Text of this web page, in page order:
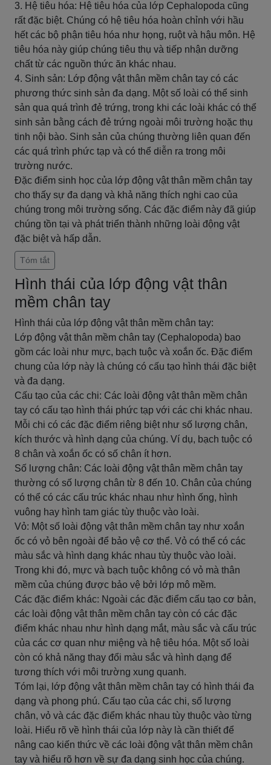
3. Hệ tiêu hóa: Hệ tiêu hóa của lớp Cephalopoda cũng
rất đặc biệt. Chúng có hệ tiêu hóa hoàn chỉnh với hầu
hết các bộ phận tiêu hóa như họng, ruột và hậu môn. Hệ
tiêu hóa này giúp chúng tiêu thụ và tiếp nhận dưỡng
chất từ các nguồn thức ăn khác nhau.
4. Sinh sản: Lớp động vật thân mềm chân tay có các
phương thức sinh sản đa dạng. Một số loài có thể sinh
sản qua quá trình đẻ trứng, trong khi các loài khác có thể
sinh sản bằng cách đẻ trứng ngoài môi trường hoặc thụ
tinh nội bào. Sinh sản của chúng thường liên quan đến
các quá trình phức tạp và có thể diễn ra trong môi
trường nước.
Đặc điểm sinh học của lớp động vật thân mềm chân tay
cho thấy sự đa dạng và khả năng thích nghi cao của
chúng trong môi trường sống. Các đặc điểm này đã giúp
chúng tồn tại và phát triển thành những loài động vật
đặc biệt và hấp dẫn.
Tóm tắt
Hình thái của lớp động vật thân
mềm chân tay
Hình thái của lớp động vật thân mềm chân tay:
Lớp động vật thân mềm chân tay (Cephalopoda) bao
gồm các loài như mực, bạch tuộc và xoắn ốc. Đặc điểm
chung của lớp này là chúng có cấu tạo hình thái đặc biệt
và đa dạng.
Cấu tạo của các chi: Các loài động vật thân mềm chân
tay có cấu tạo hình thái phức tạp với các chi khác nhau.
Mỗi chi có các đặc điểm riêng biệt như số lượng chân,
kích thước và hình dạng của chúng. Ví dụ, bạch tuộc có
8 chân và xoắn ốc có số chân ít hơn.
Số lượng chân: Các loài động vật thân mềm chân tay
thường có số lượng chân từ 8 đến 10. Chân của chúng
có thể có các cấu trúc khác nhau như hình ống, hình
vuông hay hình tam giác tùy thuộc vào loài.
Vỏ: Một số loài động vật thân mềm chân tay như xoắn
ốc có vỏ bên ngoài để bảo vệ cơ thể. Vỏ có thể có các
màu sắc và hình dạng khác nhau tùy thuộc vào loài.
Trong khi đó, mực và bạch tuộc không có vỏ mà thân
mềm của chúng được bảo vệ bởi lớp mô mềm.
Các đặc điểm khác: Ngoài các đặc điểm cấu tạo cơ bản,
các loài động vật thân mềm chân tay còn có các đặc
điểm khác nhau như hình dạng mắt, màu sắc và cấu trúc
của các cơ quan như miệng và hệ tiêu hóa. Một số loài
còn có khả năng thay đổi màu sắc và hình dạng để
tương thích với môi trường xung quanh.
Tóm lại, lớp động vật thân mềm chân tay có hình thái đa
dạng và phong phú. Cấu tạo của các chi, số lượng
chân, vỏ và các đặc điểm khác nhau tùy thuộc vào từng
loài. Hiểu rõ về hình thái của lớp này là cần thiết để
nâng cao kiến thức về các loài động vật thân mềm chân
tay và hiểu rõ hơn về sự đa dạng sinh học của chúng.